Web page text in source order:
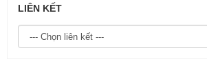
LIÊN KẾT